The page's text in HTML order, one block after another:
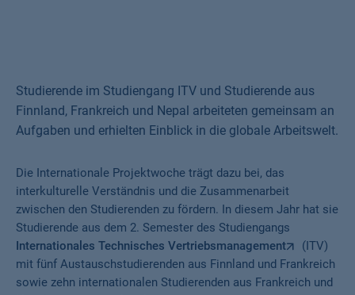
Studierende im Studiengang ITV und Studierende aus
Finnland, Frankreich und Nepal arbeiteten gemeinsam an
Aufgaben und erhielten Einblick in die globale Arbeitswelt.
Die Internationale Projektwoche trägt dazu bei, das
interkulturelle Verständnis und die Zusammenarbeit
zwischen den Studierenden zu fördern. In diesem Jahr hat sie
Studierende aus dem 2. Semester des Studiengangs
Internationales Technisches Vertriebsmanagement
(ITV)
mit fünf Austauschstudierenden aus Finnland und Frankreich
sowie zehn internationalen Studierenden aus Frankreich und